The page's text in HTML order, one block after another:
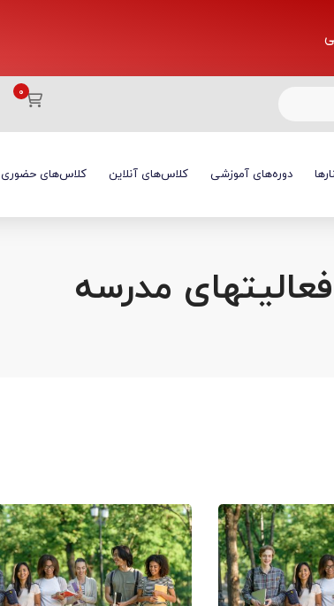
دوره‌های آموزشی کلاس‌های آنلاین کلاس‌های حضوری
فعالیتهای مدرسه